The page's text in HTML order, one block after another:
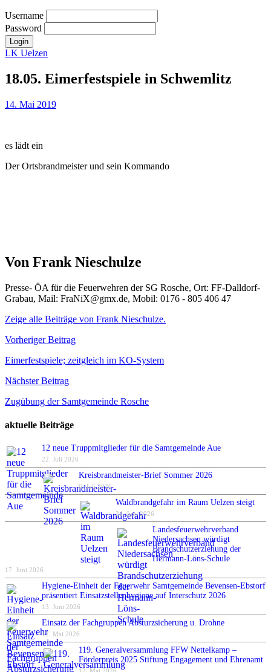
Username
Password
LK Uelzen
18.05. Eimerfestspiele in Schwemlitz
14. Mai 2019
es lädt ein
Der Ortsbrandmeister und sein Kommando
Von Frank Nieschulze
Presse- ÖA für die Feuerwehren der SG Rosche, Ort: FF-Dalldorf-
Grabau, Mail: FraNiX@gmx.de, Mobil: 0176 - 805 406 47
Zeige alle Beiträge von Frank Nieschulze.
Beitragsnavigation
Vorheriger Beitrag
Eimerfestspiele; zeitgleich im KO-System
Nächster Beitrag
Zugübung der Samtgemeinde Rosche
aktuelle Beiträge
12 neue Truppmitglieder für die Samtgemeinde Aue
22. Juli 2026
Kreisbrandmeister-Brief Sommer 2026
6. Juli 2026
Waldbrandgefahr im Raum Uelzen steigt
24. Juni 2026
Landesfeuerwehrverband
Niedersachsen würdigt
Brandschutzerziehung der
Hermann-Löns-Schule
17. Juni 2026
Hygiene-Einheit der Feuerwehr Samtgemeinde Bevensen-Ebstorf
präsentiert Einsatzstellenhygiene auf Interschutz 2026
13. Juni 2026
Einsatz der Fachgruppen Absturzsicherung u. Drohne
12. Mai 2026
119. Generalversammlung FFW Nettelkamp –
Förderpreis 2025 Stiftung Engagement und Ehrenamt